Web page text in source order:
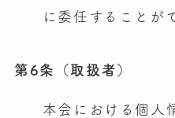
に委任することが
第6条（取扱者）
本会における個人